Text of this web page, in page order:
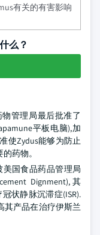
有关的有害影响
么？
管理局最后批准了
平板电脑),加
使Zydus能够为防止
药物。
美国食品药品管理局
Dignment),其
状静脉沉滞症(ISR).
其产品在治疗伊斯兰